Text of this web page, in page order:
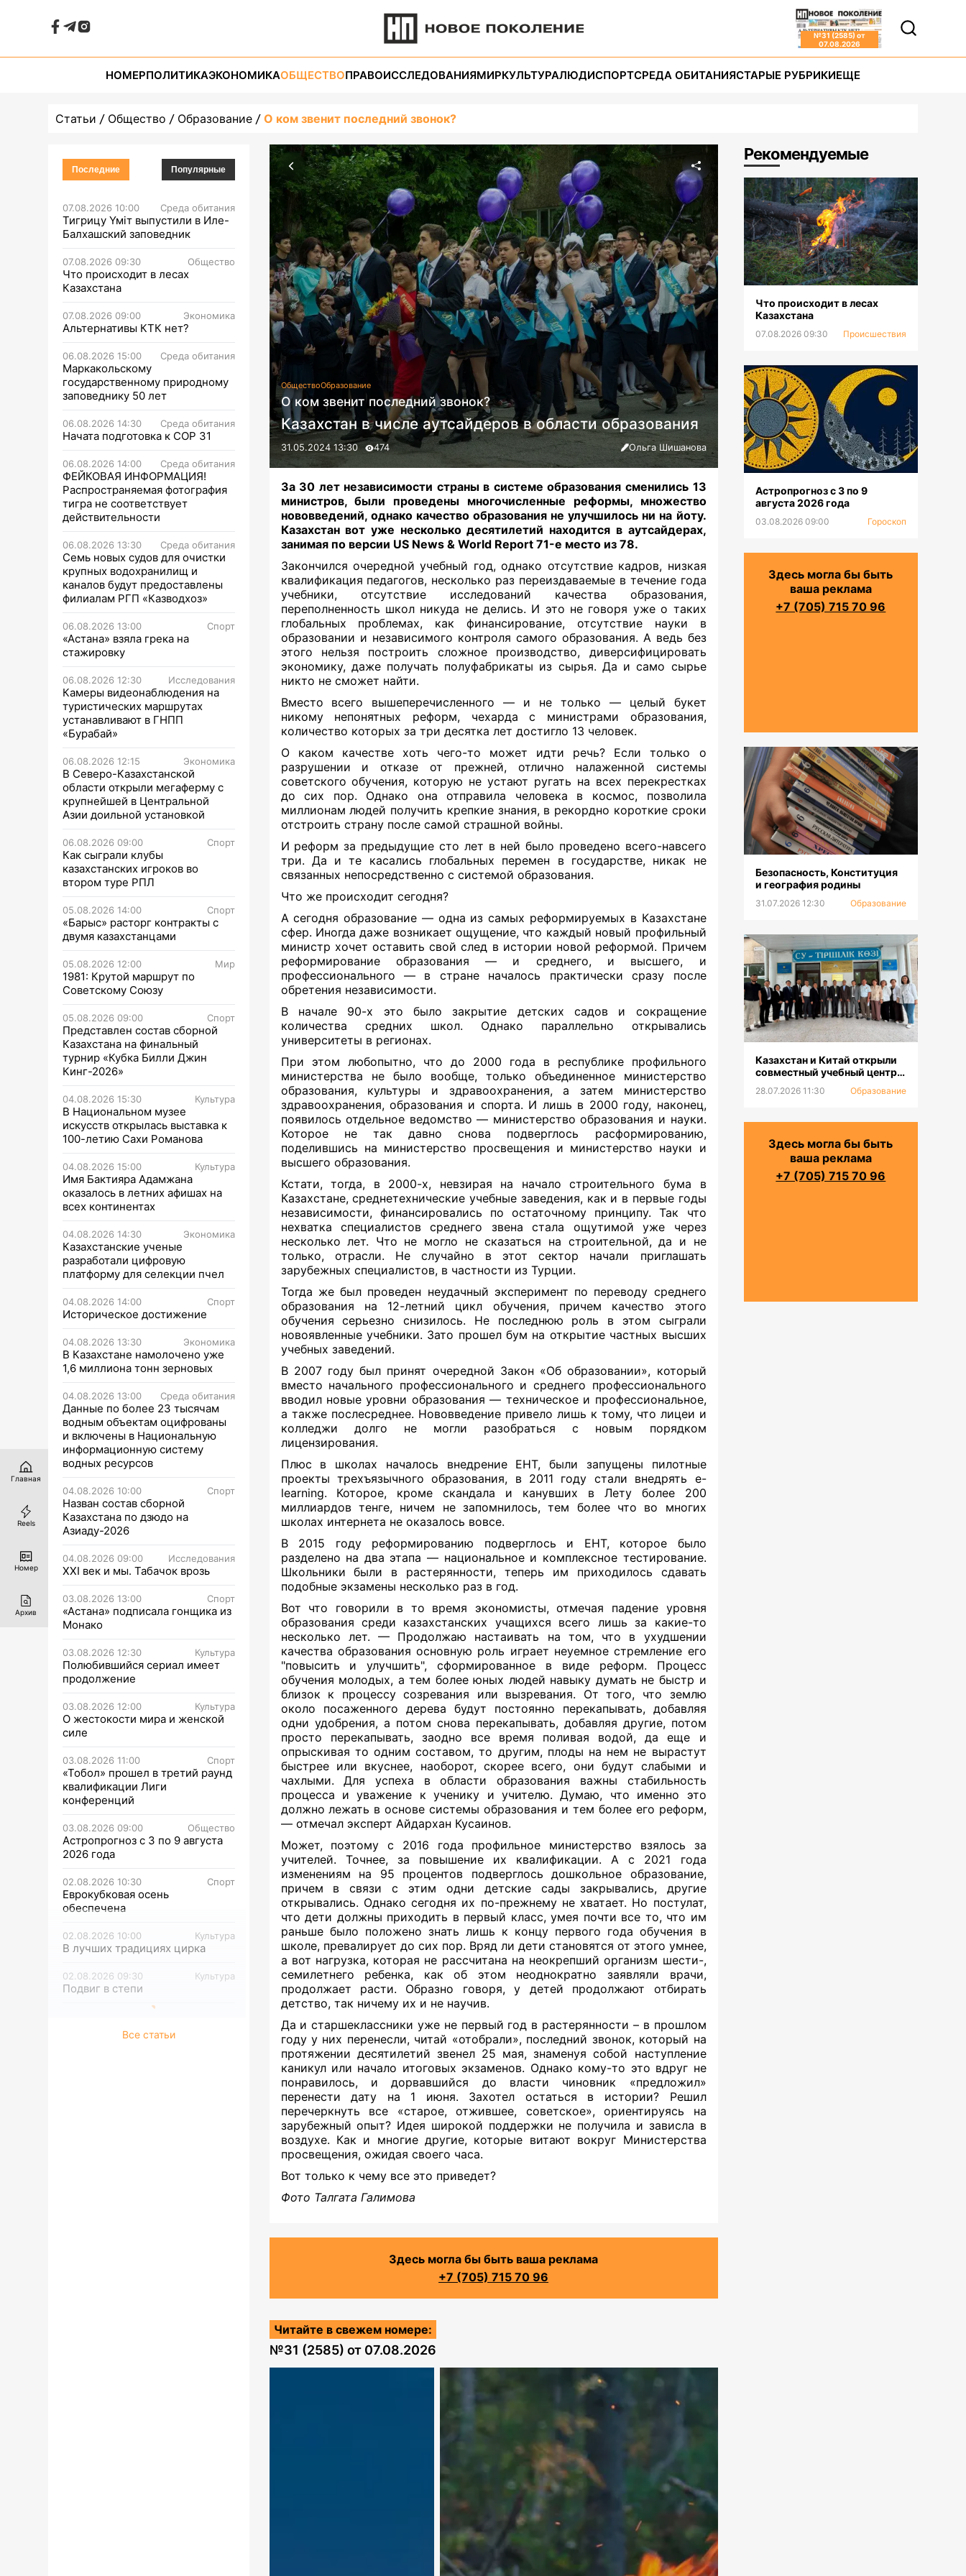
№31 (2585) от
07.08.2026
НОМЕРПОЛИТИКАЭКОНОМИКАОБЩЕСТВОПРАВОИССЛЕДОВАНИЯМИРКУЛЬТУРАЛЮДИСПОРТСРЕДА ОБИТАНИЯСТАРЫЕ РУБРИКИЕЩЕ
Статьи Общество Образование О ком звенит последний звонок?
Последние Популярные
07.08.2026 10:00 Среда обитания
Тигрицу Үміт выпустили в Иле-
Балхашский заповедник
07.08.2026 09:30 Общество
Что происходит в лесах
Казахстана
07.08.2026 09:00 Экономика
Альтернативы КТК нет?
06.08.2026 15:00 Среда обитания
Маркакольскому
государственному природному
заповеднику 50 лет
06.08.2026 14:30 Среда обитания
Начата подготовка к СОР 31
06.08.2026 14:00 Среда обитания
ФЕЙКОВАЯ ИНФОРМАЦИЯ!
Распространяемая фотография
тигра не соответствует
действительности
06.08.2026 13:30 Среда обитания
Семь новых судов для очистки
крупных водохранилищ и
каналов будут предоставлены
филиалам РГП «Казводхоз»
06.08.2026 13:00 Спорт
«Астана» взяла грека на
стажировку
06.08.2026 12:30 Исследования
Камеры видеонаблюдения на
туристических маршрутах
устанавливают в ГНПП
«Бурабай»
06.08.2026 12:15 Экономика
В Северо-Казахстанской
области открыли мегаферму с
крупнейшей в Центральной
Азии доильной установкой
06.08.2026 09:00 Спорт
Как сыграли клубы
казахстанских игроков во
втором туре РПЛ
05.08.2026 14:00 Спорт
«Барыс» расторг контракты с
двумя казахстанцами
05.08.2026 12:00 Мир
1981: Крутой маршрут по
Советскому Союзу
05.08.2026 09:00 Спорт
Представлен состав сборной
Казахстана на финальный
турнир «Кубка Билли Джин
Кинг-2026»
04.08.2026 15:30 Культура
В Национальном музее
искусств открылась выставка к
100-летию Сахи Романова
04.08.2026 15:00 Культура
Имя Бактияра Адамжана
оказалось в летних афишах на
всех континентах
04.08.2026 14:30 Экономика
Казахстанские ученые
разработали цифровую
платформу для селекции пчел
04.08.2026 14:00 Спорт
Историческое достижение
04.08.2026 13:30 Экономика
В Казахстане намолочено уже
1,6 миллиона тонн зерновых
04.08.2026 13:00 Среда обитания
Данные по более 23 тысячам
водным объектам оцифрованы
и включены в Национальную
информационную систему
водных ресурсов
04.08.2026 10:00 Спорт
Назван состав сборной
Казахстана по дзюдо на
Азиаду-2026
04.08.2026 09:00 Исследования
XXI век и мы. Табачок врозь
03.08.2026 13:00 Спорт
«Астана» подписала гонщика из
Монако
03.08.2026 12:30 Культура
Полюбившийся сериал имеет
продолжение
03.08.2026 12:00 Культура
О жестокости мира и женской
силе
03.08.2026 11:00 Спорт
«Тобол» прошел в третий раунд
квалификации Лиги
конференций
03.08.2026 09:00 Общество
Астропрогноз с 3 по 9 августа
2026 года
02.08.2026 10:30 Спорт
Еврокубковая осень
обеспечена
02.08.2026 10:00 Культура
В лучших традициях цирка
02.08.2026 09:30 Культура
Подвиг в степи
Все статьи
ОбществоОбразование
О ком звенит последний звонок?
Казахстан в числе аутсайдеров в области образования
31.05.2024 13:30 474 Ольга Шишанова
За 30 лет независимости страны в системе образования сменились 13
министров, были проведены многочисленные реформы, множество
нововведений, однако качество образования не улучшилось ни на йоту.
Казахстан вот уже несколько десятилетий находится в аутсайдерах,
занимая по версии US News & World Report 71-е место из 78.
Закончился очередной учебный год, однако отсутствие кадров, низкая
квалификация педагогов, несколько раз переиздаваемые в течение года
учебники, отсутствие исследований качества образования,
переполненность школ никуда не делись. И это не говоря уже о таких
глобальных проблемах, как финансирование, отсутствие науки в
образовании и независимого контроля самого образования. А ведь без
этого нельзя построить сложное производство, диверсифицировать
экономику, даже получать полуфабрикаты из сырья. Да и само сырье
никто не сможет найти.
Вместо всего вышеперечисленного — и не только — целый букет
никому непонятных реформ, чехарда с министрами образования,
количество которых за три десятка лет достигло 13 человек.
О каком качестве хоть чего-то может идти речь? Если только о
разрушении и отказе от прежней, отлично налаженной системы
советского обучения, которую не устают ругать на всех перекрестках
до сих пор. Однако она отправила человека в космос, позволила
миллионам людей получить крепкие знания, в рекордно короткие сроки
отстроить страну после самой страшной войны.
И реформ за предыдущие сто лет в ней было проведено всего-навсего
три. Да и те касались глобальных перемен в государстве, никак не
связанных непосредственно с системой образования.
Что же происходит сегодня?
А сегодня образование — одна из самых реформируемых в Казахстане
сфер. Иногда даже возникает ощущение, что каждый новый профильный
министр хочет оставить свой след в истории новой реформой. Причем
реформирование образования — и среднего, и высшего, и
профессионального — в стране началось практически сразу после
обретения независимости.
В начале 90-х это было закрытие детских садов и сокращение
количества средних школ. Однако параллельно открывались
университеты в регионах.
При этом любопытно, что до 2000 года в республике профильного
министерства не было вообще, только объединенное министерство
образования, культуры и здравоохранения, а затем министерство
здравоохранения, образования и спорта. И лишь в 2000 году, наконец,
появилось отдельное ведомство — министерство образования и науки.
Которое не так давно снова подверглось расформированию,
поделившись на министерство просвещения и министерство науки и
высшего образования.
Кстати, тогда, в 2000-х, невзирая на начало строительного бума в
Казахстане, среднетехнические учебные заведения, как и в первые годы
независимости, финансировались по остаточному принципу. Так что
нехватка специалистов среднего звена стала ощутимой уже через
несколько лет. Что не могло не сказаться на строительной, да и не
только, отрасли. Не случайно в этот сектор начали приглашать
зарубежных специалистов, в частности из Турции.
Тогда же был проведен неудачный эксперимент по переводу среднего
образования на 12-летний цикл обучения, причем качество этого
обучения серьезно снизилось. Не последнюю роль в этом сыграли
новоявленные учебники. Зато прошел бум на открытие частных высших
учебных заведений.
В 2007 году был принят очередной Закон «Об образовании», который
вместо начального профессионального и среднего профессионального
вводил новые уровни образования — техническое и профессиональное,
а также послесреднее. Нововведение привело лишь к тому, что лицеи и
колледжи долго не могли разобраться с новым порядком
лицензирования.
Плюс в школах началось внедрение ЕНТ, были запущены пилотные
проекты трехъязычного образования, в 2011 году стали внедрять е-
learning. Которое, кроме скандала и канувших в Лету более 200
миллиардов тенге, ничем не запомнилось, тем более что во многих
школах интернета не оказалось вовсе.
В 2015 году реформированию подверглось и ЕНТ, которое было
разделено на два этапа — национальное и комплексное тестирование.
Школьники были в растерянности, теперь им приходилось сдавать
подобные экзамены несколько раз в год.
Вот что говорили в то время экономисты, отмечая падение уровня
образования среди казахстанских учащихся всего лишь за какие-то
несколько лет. — Продолжаю настаивать на том, что в ухудшении
качества образования основную роль играет неуемное стремление его
"повысить и улучшить", сформированное в виде реформ. Процесс
обучения молодых, а тем более юных людей навыку думать не быстр и
близок к процессу созревания или вызревания. От того, что землю
около посаженного дерева будут постоянно перекапывать, добавляя
одни удобрения, а потом снова перекапывать, добавляя другие, потом
просто перекапывать, заодно все время поливая водой, да еще и
опрыскивая то одним составом, то другим, плоды на нем не вырастут
быстрее или вкуснее, наоборот, скорее всего, они будут слабыми и
чахлыми. Для успеха в области образования важны стабильность
процесса и уважение к ученику и учителю. Думаю, что именно это
должно лежать в основе системы образования и тем более его реформ,
— отмечал эксперт Айдархан Кусаинов.
Может, поэтому с 2016 года профильное министерство взялось за
учителей. Точнее, за повышение их квалификации. А с 2021 года
изменениям на 95 процентов подверглось дошкольное образование,
причем в связи с этим одни детские сады закрывались, другие
открывались. Однако сегодня их по-прежнему не хватает. Но постулат,
что дети должны приходить в первый класс, умея почти все то, что им
раньше было положено знать лишь к концу первого года обучения в
школе, превалирует до сих пор. Вряд ли дети становятся от этого умнее,
а вот нагрузка, которая не рассчитана на неокрепший организм шести-,
семилетнего ребенка, как об этом неоднократно заявляли врачи,
продолжает расти. Образно говоря, у детей продолжают отбирать
детство, так ничему их и не научив.
Да и старшеклассники уже не первый год в растерянности – в прошлом
году у них перенесли, читай «отобрали», последний звонок, который на
протяжении десятилетий звенел 25 мая, знаменуя собой наступление
каникул или начало итоговых экзаменов. Однако кому-то это вдруг не
понравилось, и дорвавшийся до власти чиновник «предложил»
перенести дату на 1 июня. Захотел остаться в истории? Решил
перечеркнуть все «старое, отжившее, советское», ориентируясь на
зарубежный опыт? Идея широкой поддержки не получила и зависла в
воздухе. Как и многие другие, которые витают вокруг Министерства
просвещения, ожидая своего часа.
Вот только к чему все это приведет?
Фото Талгата Галимова
Здесь могла бы быть ваша реклама
+7 (705) 715 70 96
Читайте в свежем номере:
№31 (2585) от 07.08.2026
Рекомендуемые
Что происходит в лесах
Казахстана
07.08.2026 09:30 Происшествия
Астропрогноз с 3 по 9
августа 2026 года
03.08.2026 09:00 Гороскоп
Здесь могла бы быть
ваша реклама
+7 (705) 715 70 96
Безопасность, Конституция
и география родины
31.07.2026 12:30 Образование
Казахстан и Китай открыли
совместный учебный центр
квалификации и
28.07.2026 11:30 Образование
Здесь могла бы быть
ваша реклама
+7 (705) 715 70 96
Главная
Reels
Номер
Архив